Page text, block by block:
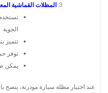
المظلات القماشية
الجوية.
تتميز
توفر
يمكن
عند اختيار مظلة سيارة مودرنة، ينصح